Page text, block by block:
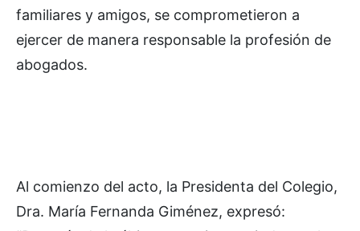
familiares y amigos, se comprometieron a
ejercer de manera responsable la profesión de
abogados.
Al comienzo del acto, la Presidenta del Colegio,
Dra. María Fernanda Giménez, expresó: